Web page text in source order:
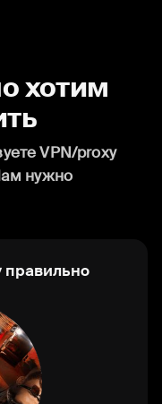
хотим
VPN/proxy
нужно
правильно